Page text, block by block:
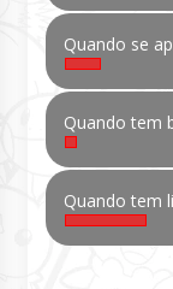
Quando se
Quando tem
Quando tem